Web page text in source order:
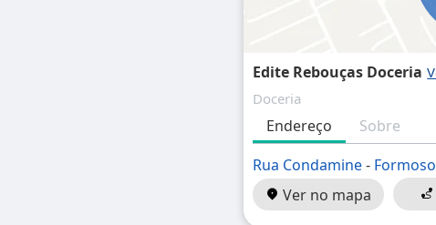
Edite Rebouças Doceria
Doceria
Endereço Sobre
Rua Condamine- Formoso
Ver no mapa